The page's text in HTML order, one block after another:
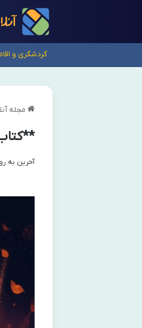
گردشگری و
مجله
آخرین به روز